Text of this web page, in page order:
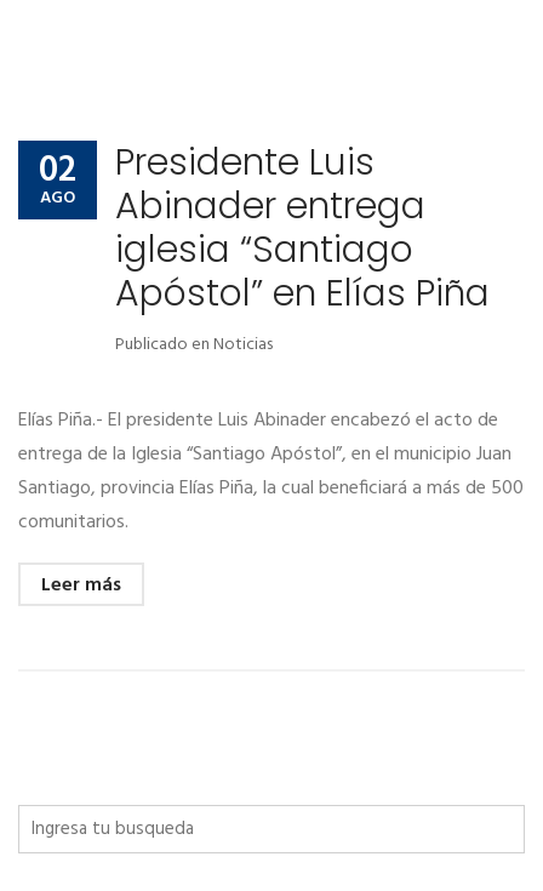
02
AGO
Presidente Luis
Abinader entrega
iglesia “Santiago
Apóstol” en Elías Piña
Publicado enNoticias
Elías Piña.- El presidente Luis Abinader encabezó el acto de
entrega de la Iglesia “Santiago Apóstol”, en el municipio Juan
Santiago, provincia Elías Piña, la cual beneficiará a más de 500
comunitarios.
Leer más